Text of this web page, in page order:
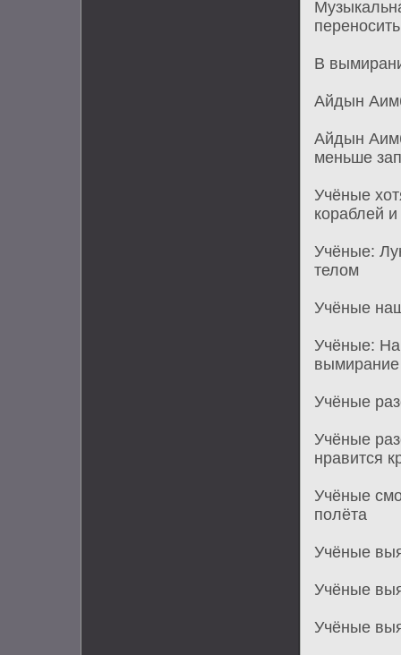
В
Айдын
Айдын
меньше
Учёные
кораблей
Учёные:
телом
Учёные
Учёные: На
вымирание
Учёные
Учёные
нравится
Учёные
полёта
Учёные
Учёные
Учёные